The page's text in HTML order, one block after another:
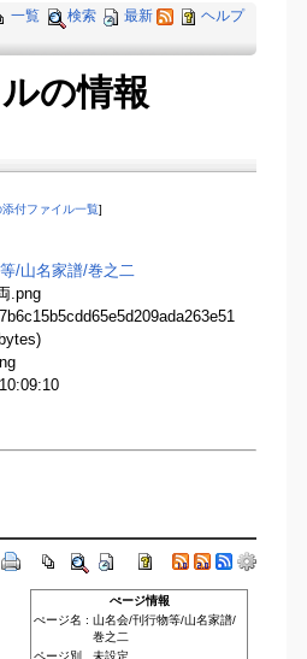
一覧 検索 最新 ヘルプ
の情報
付ファイル一覧]
​/山名家譜​/巻之二
.png
ぺージ情報
ぺージ名 : 山名会/刊行物等/山名家譜/
巻之二
ページ別
未設定